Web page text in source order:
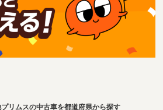
リムスの中古車を都道府県から探す